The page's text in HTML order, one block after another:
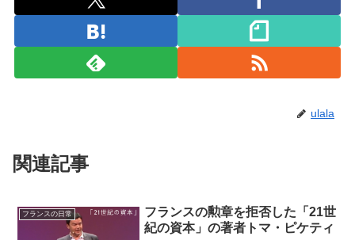
ulala
関連記事
フランスの日常
フランスの勲章を拒否した「21世
紀の資本」の著者トマ・ピケティ